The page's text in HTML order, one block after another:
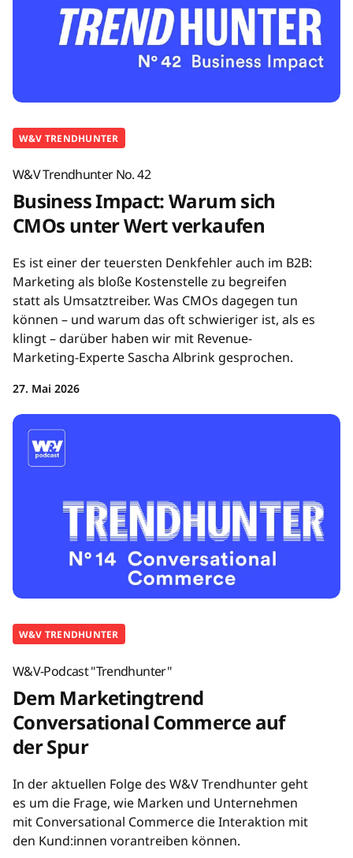
W&V TRENDHUNTER
W&V Trendhunter No. 42
Business Impact: Warum sich
CMOs unter Wert verkaufen
Es ist einer der teuersten Denkfehler auch im B2B:
Marketing als bloße Kostenstelle zu begreifen
statt als Umsatztreiber. Was CMOs dagegen tun
können – und warum das oft schwieriger ist, als es
klingt – darüber haben wir mit Revenue-
Marketing-Experte Sascha Albrink gesprochen.
27. Mai 2026
W&V TRENDHUNTER
W&V-Podcast "Trendhunter"
Dem Marketingtrend
Conversational Commerce auf
der Spur
In der aktuellen Folge des W&V Trendhunter geht
es um die Frage, wie Marken und Unternehmen
mit Conversational Commerce die Interaktion mit
den Kund:innen vorantreiben können.